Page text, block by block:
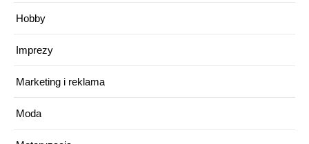
Hobby
Imprezy
Marketing i reklama
Moda